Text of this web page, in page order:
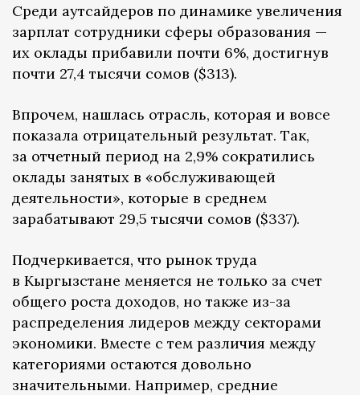
Среди аутсайдеров по динамике увеличения
зарплат сотрудники сферы образования —
их оклады прибавили почти 6%, достигнув
почти 27,4 тысячи сомов ($313).
Впрочем, нашлась отрасль, которая и вовсе
показала отрицательный результат. Так,
за отчетный период на 2,9% сократились
оклады занятых в «обслуживающей
деятельности», которые в среднем
зарабатывают 29,5 тысячи сомов ($337).
Подчеркивается, что рынок труда
в Кыргызстане меняется не только за счет
общего роста доходов, но также из-за
распределения лидеров между секторами
экономики. Вместе с тем различия между
категориями остаются довольно
значительными. Например, средние